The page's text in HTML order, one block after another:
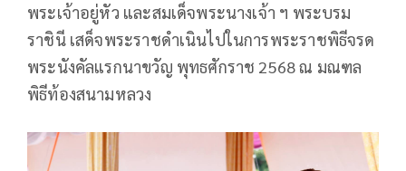
พระเจ้าอยู่หัว และสมเด็จพระนางเจ้า ฯ พระบรม
ราชินี เสด็จพระราชดำเนินไปในการพระราชพิธีจรด
พระนังคัลแรกนาขวัญ พุทธศักราช 2568 ณ มณฑล
พิธีท้องสนามหลวง